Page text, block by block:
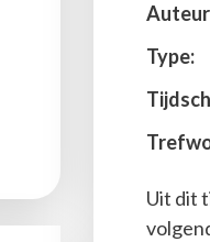
Type:
Uit dit